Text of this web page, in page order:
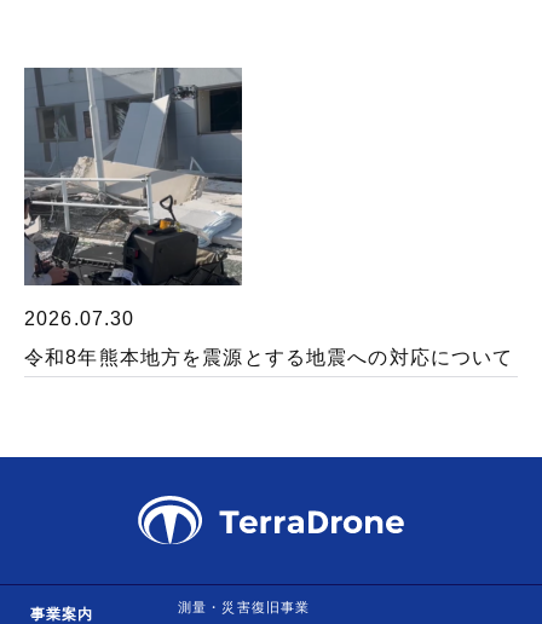
2026.07.30
令和8年熊本地方を震源とする地震への対応について
事業案内 測量・災害復旧事業